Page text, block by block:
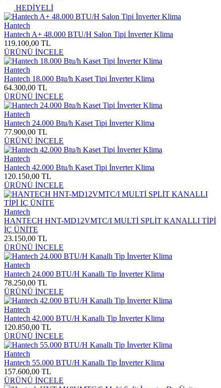
HEDİYELİ
Hantech
Hantech A+ 48.000 BTU/H Salon Tipi İnverter Klima
119.100,00 TL
ÜRÜNÜ İNCELE
Hantech
Hantech 18.000 Btu/h Kaset Tipi İnverter Klima
64.300,00 TL
ÜRÜNÜ İNCELE
Hantech
Hantech 24.000 Btu/h Kaset Tipi İnverter Klima
77.900,00 TL
ÜRÜNÜ İNCELE
Hantech
Hantech 42.000 Btu/h Kaset Tipi İnverter Klima
120.150,00 TL
ÜRÜNÜ İNCELE
Hantech
HANTECH HNT-MD12VMTC/I MULTİ SPLİT KANALLI TİPİ
İÇ ÜNİTE
23.150,00 TL
ÜRÜNÜ İNCELE
Hantech
Hantech 24.000 BTU/H Kanallı Tip İnverter Klima
78.250,00 TL
ÜRÜNÜ İNCELE
Hantech
Hantech 42.000 BTU/H Kanallı Tip İnverter Klima
120.850,00 TL
ÜRÜNÜ İNCELE
Hantech
Hantech 55.000 BTU/H Kanallı Tip İnverter Klima
157.600,00 TL
ÜRÜNÜ İNCELE